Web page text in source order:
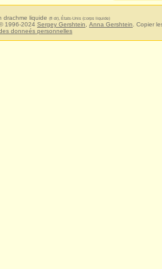
drachme liquide (fl dr), États-Unis (corps liquide)
1996-2024 Sergey Gershtein Anna Gershtein . Copier
donneés personnelles